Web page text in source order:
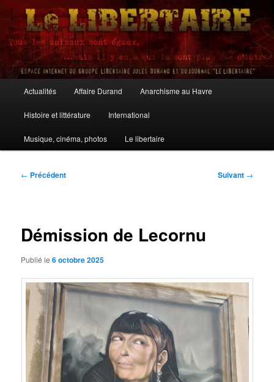
Aller
contenu
principalLe Libertaire
principal
Actualités Affaire Durand Anarchisme au Havre
Histoire et littérature International
Musique, cinéma, photos Le libertaire
Navigation
← Précédent Suivant →
Démission de Lecornu
Publié le6 octobre 2025